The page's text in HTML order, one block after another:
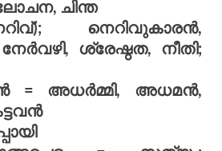
ചിന്ത
നെറിവുകാരന്‍,
ശ്രേഷ്ഠത, നീതി;
= അധര്‍മ്മി, അധമന്‍,